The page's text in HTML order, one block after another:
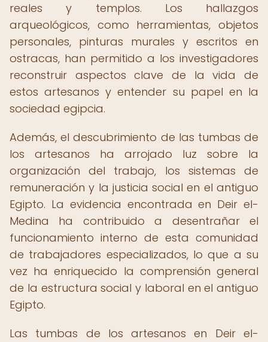
reales y templos. Los hallazgos
arqueológicos, como herramientas, objetos
personales, pinturas murales y escritos en
ostracas, han permitido a los investigadores
reconstruir aspectos clave de la vida de
estos artesanos y entender su papel en la
sociedad egipcia.
Además, el descubrimiento de las tumbas de
los artesanos ha arrojado luz sobre la
organización del trabajo, los sistemas de
remuneración y la justicia social en el antiguo
Egipto. La evidencia encontrada en Deir el-
Medina ha contribuido a desentrañar el
funcionamiento interno de esta comunidad
de trabajadores especializados, lo que a su
vez ha enriquecido la comprensión general
de la estructura social y laboral en el antiguo
Egipto.
Las tumbas de los artesanos en Deir el-